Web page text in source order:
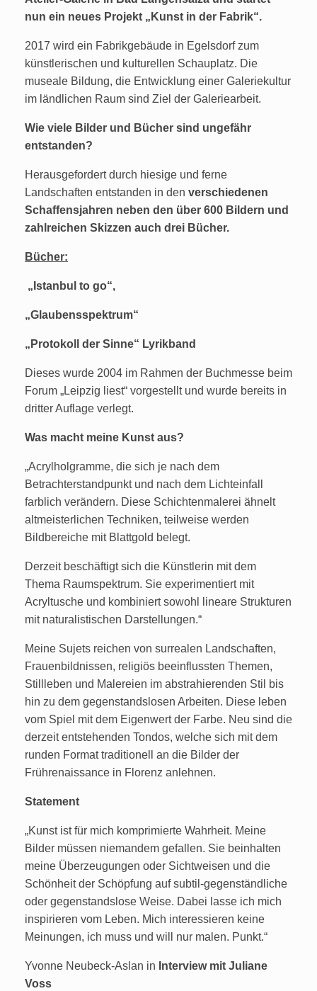
nun ein neues Projekt „Kunst in der Fabrik“.
2017 wird ein Fabrikgebäude in Egelsdorf zum
künstlerischen und kulturellen Schauplatz. Die
museale Bildung, die Entwicklung einer Galeriekultur
im ländlichen Raum sind Ziel der Galeriearbeit.
Wie viele Bilder und Bücher sind ungefähr
entstanden?
Herausgefordert durch hiesige und ferne
Landschaften entstanden in den verschiedenen
Schaffensjahren neben den über 600 Bildern und
zahlreichen Skizzen auch drei Bücher.
Bücher:
„Istanbul to go“,
„Glaubensspektrum“
„Protokoll der Sinne“ Lyrikband
Dieses wurde 2004 im Rahmen der Buchmesse beim
Forum „Leipzig liest“ vorgestellt und wurde bereits in
dritter Auflage verlegt.
Was macht meine Kunst aus?
„Acrylholgramme, die sich je nach dem
Betrachterstandpunkt und nach dem Lichteinfall
farblich verändern. Diese Schichtenmalerei ähnelt
altmeisterlichen Techniken, teilweise werden
Bildbereiche mit Blattgold belegt.
Derzeit beschäftigt sich die Künstlerin mit dem
Thema Raumspektrum. Sie experimentiert mit
Acryltusche und kombiniert sowohl lineare Strukturen
mit naturalistischen Darstellungen.“
Meine Sujets reichen von surrealen Landschaften,
Frauenbildnissen, religiös beeinflussten Themen,
Stillleben und Malereien im abstrahierenden Stil bis
hin zu dem gegenstandslosen Arbeiten. Diese leben
vom Spiel mit dem Eigenwert der Farbe. Neu sind die
derzeit entstehenden Tondos, welche sich mit dem
runden Format traditionell an die Bilder der
Frührenaissance in Florenz anlehnen.
Statement
„Kunst ist für mich komprimierte Wahrheit. Meine
Bilder müssen niemandem gefallen. Sie beinhalten
meine Überzeugungen oder Sichtweisen und die
Schönheit der Schöpfung auf subtil-gegenständliche
oder gegenstandslose Weise. Dabei lasse ich mich
inspirieren vom Leben. Mich interessieren keine
Meinungen, ich muss und will nur malen. Punkt.“
Yvonne Neubeck-Aslan in Interview mit Juliane
Voss